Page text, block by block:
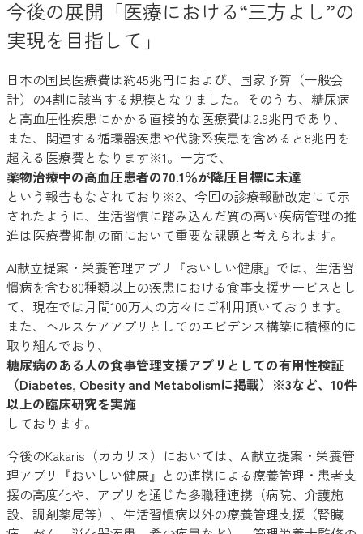
今後の展開「医療における“三方よし”の
実現を目指して」
日本の国民医療費は約45兆円におよび、国家予算（一般会
計）の4割に該当する規模となりました。そのうち、糖尿病
と高血圧性疾患にかかる直接的な医療費は2.9兆円であり、
また、関連する循環器疾患や代謝系疾患を含めると8兆円を
超える医療費となります※1。一方で、
薬物治療中の高血圧患者の70.1％が降圧目標に未達
という報告もなされており※2、今回の診療報酬改定にて示
されたように、生活習慣に踏み込んだ質の高い疾病管理の推
進は医療費抑制の面において重要な課題と考えられます。
AI献立提案・栄養管理アプリ『おいしい健康』では、生活習
慣病を含む80種類以上の疾患における食事支援サービスとし
て、現在では月間100万人の方々にご利用頂いております。
また、ヘルスケアアプリとしてのエビデンス構築に積極的に
取り組んでおり、
糖尿病のある人の食事管理支援アプリとしての有用性検証
（Diabetes, Obesity and Metabolismに掲載）※3など、10件
以上の臨床研究を実施
しております。
今後のKakaris（カカリス）においては、AI献立提案・栄養管
理アプリ『おいしい健康』との連携による療養管理・患者支
援の高度化や、アプリを通じた多職種連携（病院、介護施
設、調剤薬局等）、生活習慣病以外の療養管理支援（腎臓